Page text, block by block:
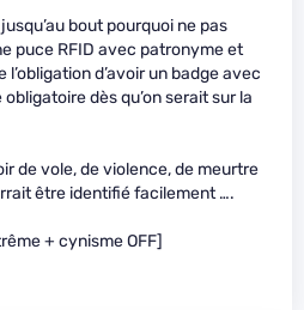
bout pourquoi ne pas
puce RFID avec patronyme et
d’avoir un badge avec
dès qu’on serait sur la
de vole, de violence, de meurtre
être identifié facilement ….
+ cynisme OFF]